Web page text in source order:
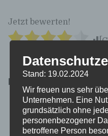
Jetzt bewerten!
Ebenfalls interessant:
Stand: 19.02.2024
Wir freuen uns sehr
Unternehmen. Eine
grundsätzlich ohne
personenbezogener
betroffene Person